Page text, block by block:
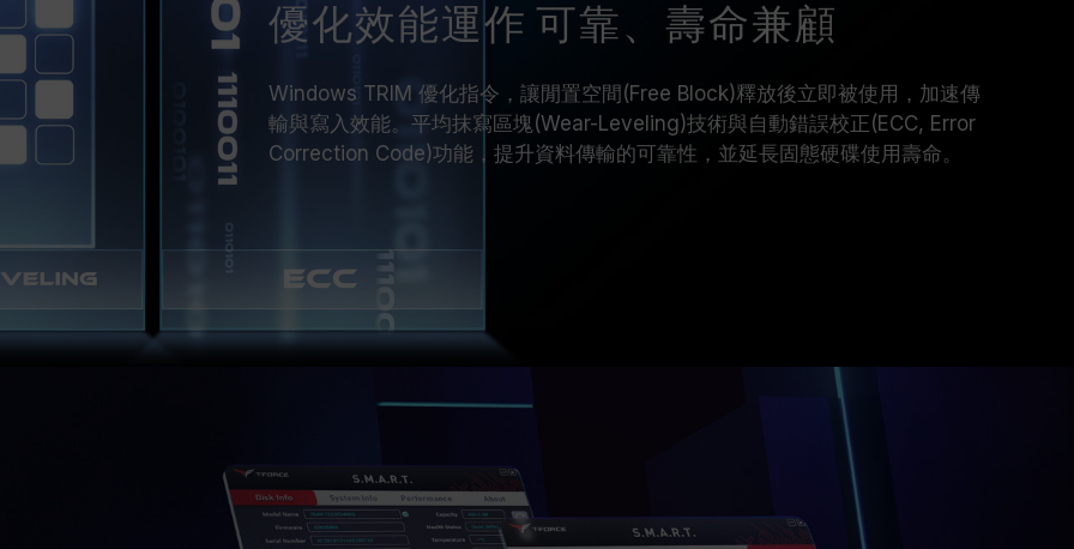
優化效能運作 可靠、壽命兼顧
Windows TRIM 優化指令，讓閒置空間(Free Block)釋放後立即被使用，加速傳
輸與寫入效能。平均抹寫區塊(Wear-Leveling)技術與自動錯誤校正(ECC, Error
Correction Code)功能，提升資料傳輸的可靠性，並延長固態硬碟使用壽命。